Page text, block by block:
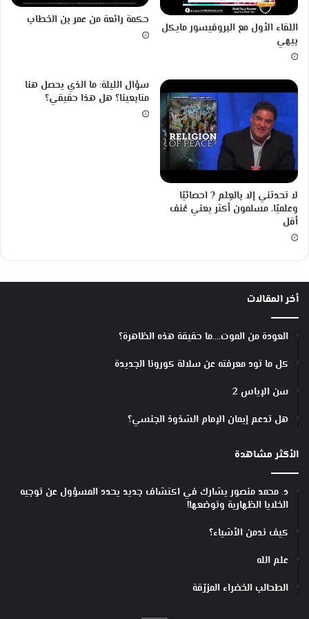
ب
ة
ا
ل
أ
م
ل
ه
ا
اللقاء الأول مع البروفيسور مايكل
بيهي
حكمة رائعة من عمر بن الخطاب
لا تحدثني إلا بالعِلم ? احصائيًا
وعلميًا، مسلمون أكثر يعني عُنف
أقل
سؤال الليلة: ما الذي يحصل هنا
متابعينا؟ هل هذا حقيقي؟
أخر المقالات
العودة من الموت….ما حقيقة هذه الظاهرة؟
كل ما تود معرفته عن سلالة كورونا الجديدة
سن الإياس 2
هل تدعم إيمان الإمام الشذوذ الجنسي؟
الأكثر مشاهدة
د. محمد منصور يشارك في اكتشاف جديد يحدد المسؤول عن توجيه
الخلايا الظهارية وتوضعها!
كيف ندمن الأشياء؟
علم الله
الطحالب الخضراء المزرّقة